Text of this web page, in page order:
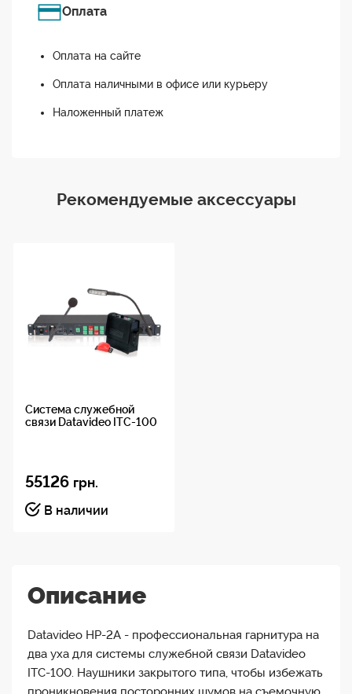
Оплата
Оплата на сайте
Оплата наличными в офисе или курьеру
Наложенный платеж
Рекомендуемые аксессуары
Система служебной
связи Datavideo ITC-100
55126 грн.
В наличии
Описание
Datavideo HP-2A - профессиональная гарнитура на
два уха для системы служебной связи Datavideo
ITC-100. Наушники закрытого типа, чтобы избежать